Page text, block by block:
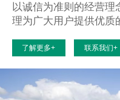
以诚信为准则的经营
理为广大用户提供优质
了解更多+ 联系我们+